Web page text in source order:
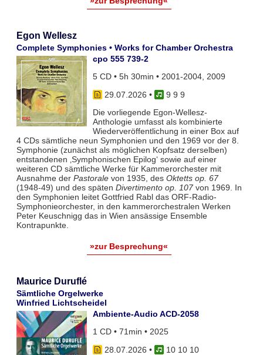
Egon Wellesz
Complete Symphonies • Works for Chamber Orchestra
cpo 555 739-2
5 CD • 5h 30min • 2001-2004, 2009
29.07.2026 •
9 9 9
Die vorliegende Egon-Wellesz-
Anthologie umfasst als kombinierte
Wiederveröffentlichung in einer Box auf
4 CDs sämtliche neun Symphonien und den 1969 vor der 8.
Symphonie (zunächst als möglichen Kopfsatz derselben)
entstandenen ‚Symphonischen Epilog‘ sowie auf einer
weiteren CD sämtliche Werke für Kammerorchester mit
Ausnahme der Pastoralevon 1935, des Oktetts op. 67
(1948-49) und des späten Divertimento op. 107von 1969. In
den Symphonien leitet Gottfried Rabl das ORF-Radio-
Symphonieorchester, in den kammerorchestralen Werken
Peter Keuschnigg das in Wien ansässige Ensemble
Kontrapunkte.
»zur Besprechung«
Maurice Duruflé
Sämtliche Orgelwerke
Winfried Lichtscheidel
Ambiente-Audio ACD-2058
1 CD • 71min • 2025
28.07.2026 •
10 10 10